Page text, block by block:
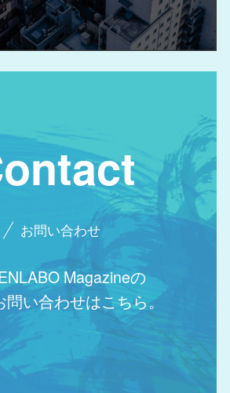
お問い合わせ
Magazineの
問い合わせはこちら。